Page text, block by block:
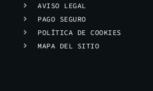
AVISO LEGAL
PAGO SEGURO
POLÍTICA DE COOKIES
MAPA DEL SITIO